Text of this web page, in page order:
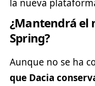
la nueva
¿Mantendrá el
Spring?
Aunque no se ha
que Dacia